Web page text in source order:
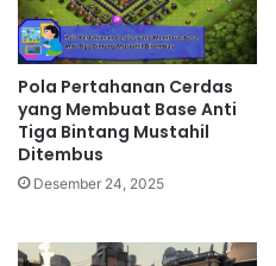
Pola Pertahanan Cerdas
yang Membuat Base Anti
Tiga Bintang Mustahil
Ditembus
Desember 24, 2025